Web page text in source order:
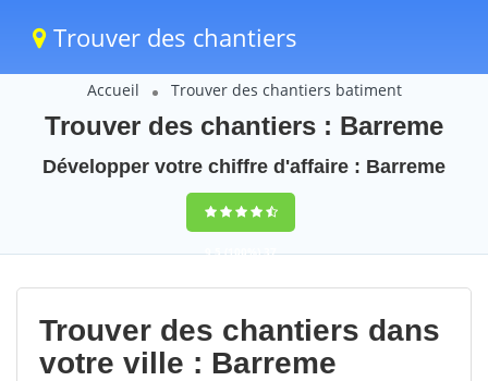
Trouver des chantiers
Accueil Trouver des chantiers batiment
Trouver des chantiers : Barreme
Développer votre chiffre d'affaire : Barreme
9,5(100%)37
votes
Trouver des chantiers dans
votre ville : Barreme